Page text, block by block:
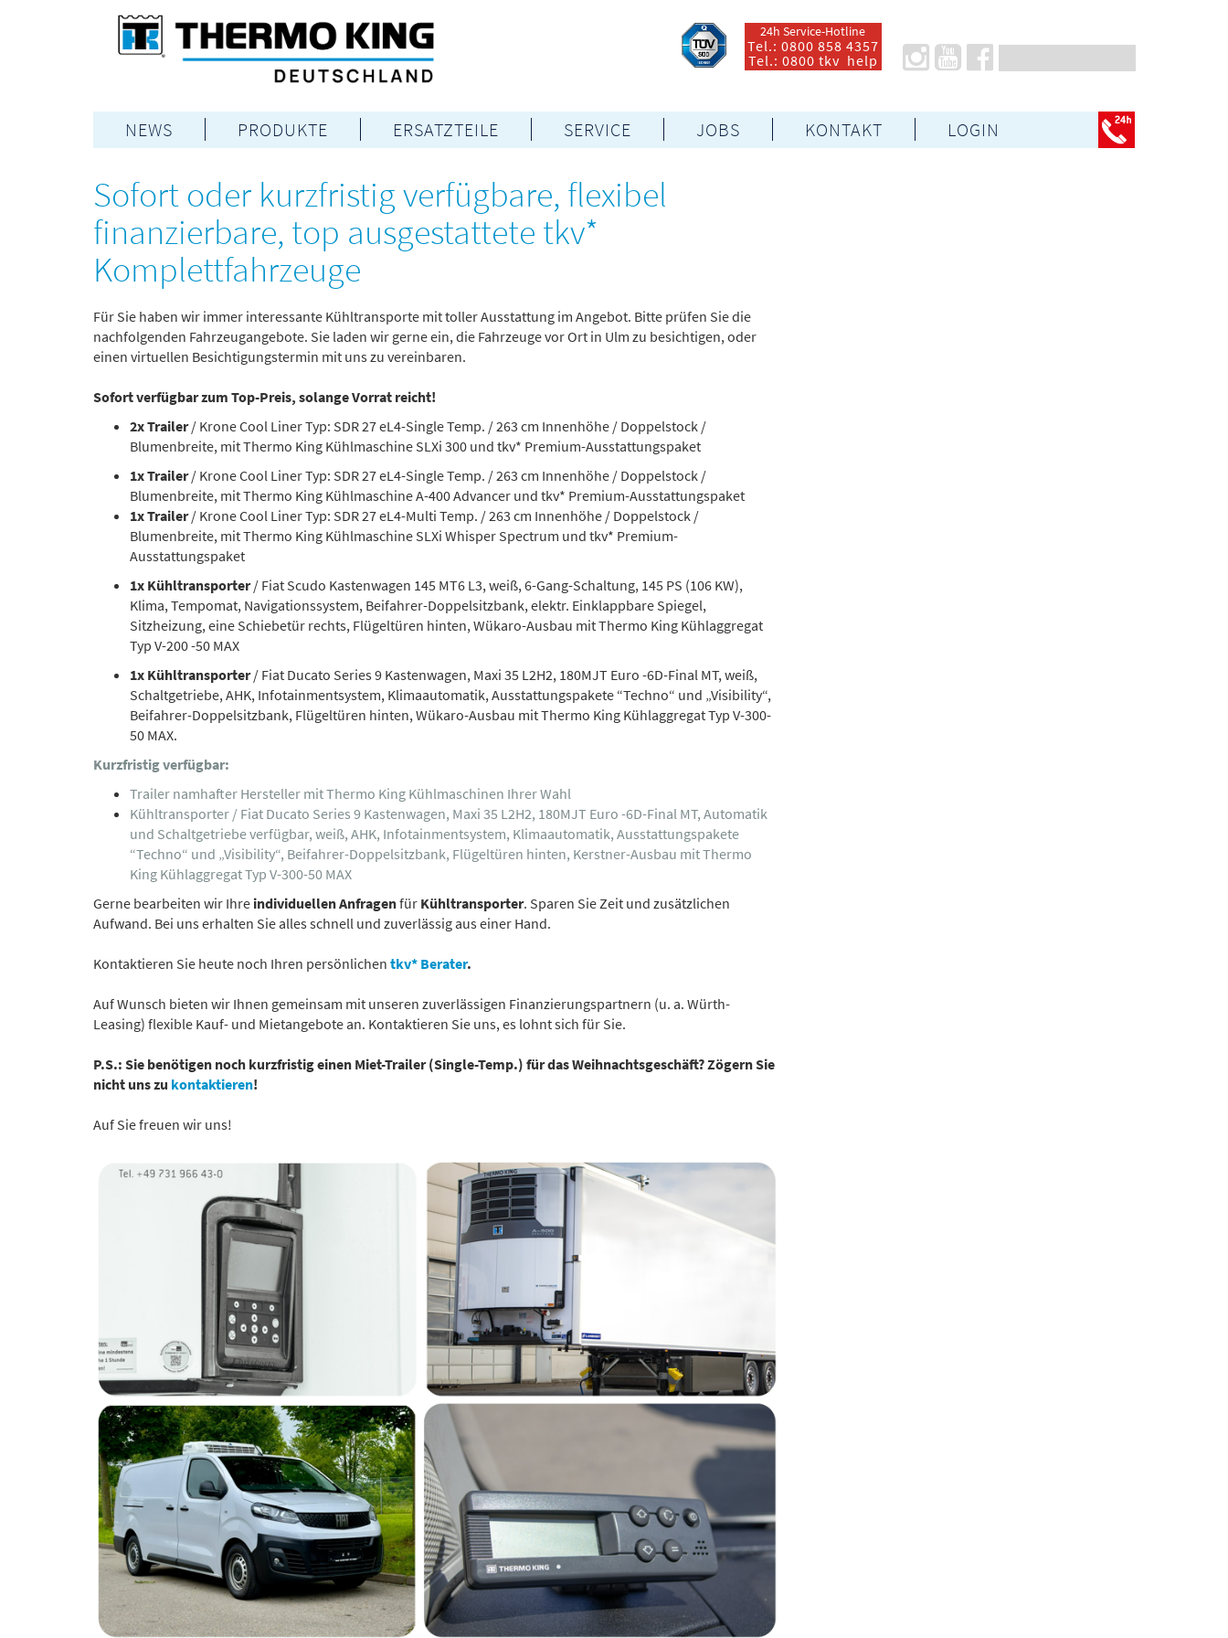
24h Service-Hotline
Tel.: 0800 858 4357
Tel.: 0800 tkv help
NEWS PRODUKTE ERSATZTEILE SERVICE JOBS KONTAKT LOGIN
Sofort oder kurzfristig verfügbare, flexibel
finanzierbare, top ausgestattete tkv*
Komplettfahrzeuge
Für Sie haben wir immer interessante Kühltransporte mit toller Ausstattung im Angebot. Bitte prüfen Sie die
nachfolgenden Fahrzeugangebote. Sie laden wir gerne ein, die Fahrzeuge vor Ort in Ulm zu besichtigen, oder
einen virtuellen Besichtigungstermin mit uns zu vereinbaren.
Sofort verfügbar zum Top-Preis, solange Vorrat reicht!
2x Trailer/ Krone Cool Liner Typ: SDR 27 eL4-Single Temp. / 263 cm Innenhöhe / Doppelstock /
Blumenbreite, mit Thermo King Kühlmaschine SLXi 300 und tkv* Premium-Ausstattungspaket
1x Trailer/ Krone Cool Liner Typ: SDR 27 eL4-Single Temp. / 263 cm Innenhöhe / Doppelstock /
Blumenbreite, mit Thermo King Kühlmaschine A-400 Advancer und tkv* Premium-Ausstattungspaket
1x Trailer/ Krone Cool Liner Typ: SDR 27 eL4-Multi Temp. / 263 cm Innenhöhe / Doppelstock /
Blumenbreite, mit Thermo King Kühlmaschine SLXi Whisper Spectrum und tkv* Premium-
Ausstattungspaket
1x Kühltransporter/ Fiat Scudo Kastenwagen 145 MT6 L3, weiß, 6-Gang-Schaltung, 145 PS (106 KW),
Klima, Tempomat, Navigationssystem, Beifahrer-Doppelsitzbank, elektr. Einklappbare Spiegel,
Sitzheizung, eine Schiebetür rechts, Flügeltüren hinten, Wükaro-Ausbau mit Thermo King Kühlaggregat
Typ V-200 -50 MAX
1x Kühltransporter/ Fiat Ducato Series 9 Kastenwagen, Maxi 35 L2H2, 180MJT Euro -6D-Final MT, weiß,
Schaltgetriebe, AHK, Infotainmentsystem, Klimaautomatik, Ausstattungspakete “Techno“ und „Visibility“,
Beifahrer-Doppelsitzbank, Flügeltüren hinten, Wükaro-Ausbau mit Thermo King Kühlaggregat Typ V-300-
50 MAX.
Kurzfristig verfügbar:
Trailer namhafter Hersteller mit Thermo King Kühlmaschinen Ihrer Wahl
Kühltransporter / Fiat Ducato Series 9 Kastenwagen, Maxi 35 L2H2, 180MJT Euro -6D-Final MT, Automatik
und Schaltgetriebe verfügbar, weiß, AHK, Infotainmentsystem, Klimaautomatik, Ausstattungspakete
“Techno“ und „Visibility“, Beifahrer-Doppelsitzbank, Flügeltüren hinten, Kerstner-Ausbau mit Thermo
King Kühlaggregat Typ V-300-50 MAX
Gerne bearbeiten wir Ihre individuellen Anfragenfür Kühltransporter. Sparen Sie Zeit und zusätzlichen
Aufwand. Bei uns erhalten Sie alles schnell und zuverlässig aus einer Hand.
Kontaktieren Sie heute noch Ihren persönlichen tkv* Berater.
Auf Wunsch bieten wir Ihnen gemeinsam mit unseren zuverlässigen Finanzierungspartnern (u. a. Würth-
Leasing) flexible Kauf- und Mietangebote an. Kontaktieren Sie uns, es lohnt sich für Sie.
P.S.: Sie benötigen noch kurzfristig einen Miet-Trailer (Single-Temp.) für das Weihnachtsgeschäft? Zögern Sie
nicht uns zu kontaktieren!
Auf Sie freuen wir uns!